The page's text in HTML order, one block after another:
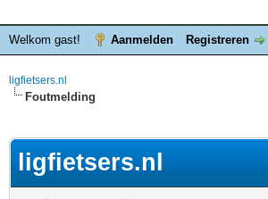
Welkom gast! Aanmelden Registreren
ligfietsers.nl
Foutmelding
ligfietsers.nl